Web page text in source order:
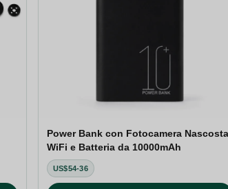
Power Bank con Fotocamera Nascosta
WiFi e Batteria da 10000mAh
US$54-36